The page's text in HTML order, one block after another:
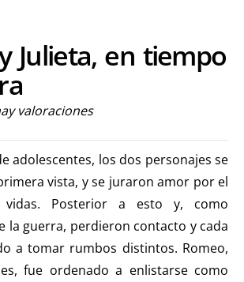
Julieta, en tiempo
valoraciones
adolescentes, los dos personajes se
vista, y se juraron amor por el
Posterior a esto y, como
la guerra, perdieron contacto y cada
a tomar rumbos distintos. Romeo,
fue ordenado a enlistarse como